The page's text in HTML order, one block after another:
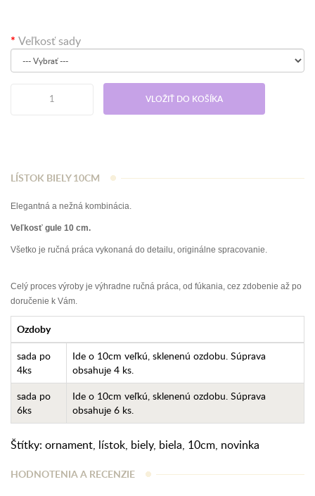
Veľkosť sady
VLOŽIŤ DO KOŠÍKA
LÍSTOK BIELY 10CM
Elegantná a nežná kombinácia.
Veľkosť gule 10 cm.
Všetko je ručná práca vykonaná do detailu, originálne spracovanie.
Celý proces výroby je výhradne ručná práca, od fúkania, cez zdobenie až po
doručenie k Vám.
Ozdoby
sada po
4ks
Ide o 10cm veľkú, sklenenú ozdobu. Súprava
obsahuje 4 ks.
sada po
6ks
Ide o 10cm veľkú, sklenenú ozdobu. Súprava
obsahuje 6 ks.
Štítky: ornament, lístok, biely, biela, 10cm, novinka
HODNOTENIA A RECENZIE